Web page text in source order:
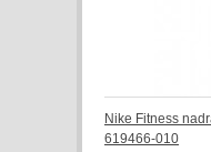
Nike Fitness
619466-010